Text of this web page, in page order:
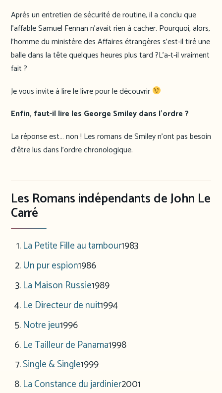
Après un entretien de sécurité de routine, il a conclu que
l’affable Samuel Fennan n’avait rien à cacher. Pourquoi, alors,
l’homme du ministère des Affaires étrangères s’est-il tiré une
balle dans la tête quelques heures plus tard ?L’a-t-il vraiment
fait ?
Je vous invite à lire le livre pour le découvrir
Enfin, faut-il lire les George Smiley dans l’ordre ?
La réponse est… non ! Les romans de Smiley n’ont pas besoin
d’être lus dans l’ordre chronologique.
Les Romans indépendants de John Le
Carré
La Petite Fille au tambour1983
Un pur espion1986
La Maison Russie1989
Le Directeur de nuit1994
Notre jeu1996
Le Tailleur de Panama1998
Single & Single1999
La Constance du jardinier2001